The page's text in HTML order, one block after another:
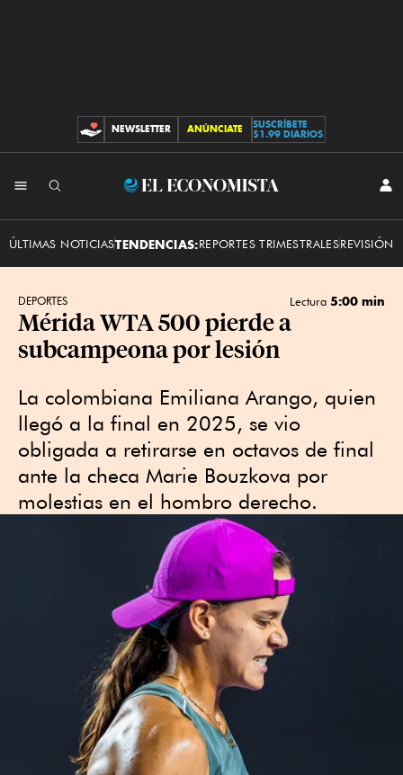
CONTRIBUCIONES
NEWSLETTER ANÚNCIATE
SUSCRÍBETE
$1.99 DIARIOS
El
ÚLTIMAS NOTICIASTENDENCIAS:REPORTES TRIMESTRALESREVISIÓN
DEPORTES Lectura 5:00 min
Mérida WTA 500 pierde a
subcampeona por lesión
La colombiana Emiliana Arango, quien
llegó a la final en 2025, se vio
obligada a retirarse en octavos de final
ante la checa Marie Bouzkova por
molestias en el hombro derecho.